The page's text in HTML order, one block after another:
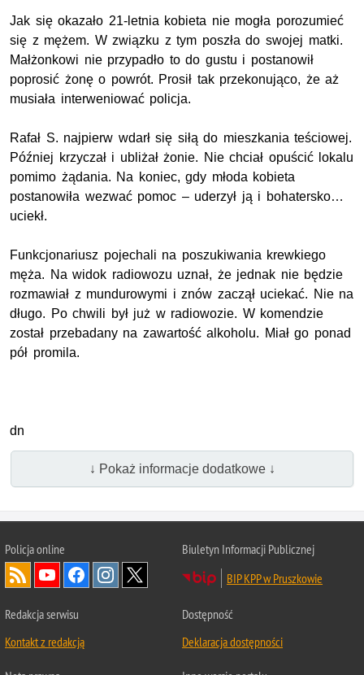
Jak się okazało 21-letnia kobieta nie mogła porozumieć
się z mężem. W związku z tym poszła do swojej matki.
Małżonkowi nie przypadło to do gustu i postanowił
poprosić żonę o powrót. Prosił tak przekonująco, że aż
musiała interweniować policja.
Rafał S. najpierw wdarł się siłą do mieszkania teściowej.
Później krzyczał i ubliżał żonie. Nie chciał opuścić lokalu
pomimo żądania. Na koniec, gdy młoda kobieta
postanowiła wezwać pomoc – uderzył ją i bohatersko…
uciekł.
Funkcjonariusz pojechali na poszukiwania krewkiego
męża. Na widok radiowozu uznał, że jednak nie będzie
rozmawiał z mundurowymi i znów zaczął uciekać. Nie na
długo. Po chwili był już w radiowozie. W komendzie
został przebadany na zawartość alkoholu. Miał go ponad
pół promila.
dn
↓ Pokaż informacje dodatkowe ↓
Policja online
Biuletyn Informacji Publicznej
BIP KPP w Pruszkowie
Redakcja serwisu
Kontakt z redakcją
Dostępność
Deklaracja dostępności